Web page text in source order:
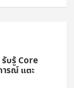
รับรู้ Core
รณ์ แตะ